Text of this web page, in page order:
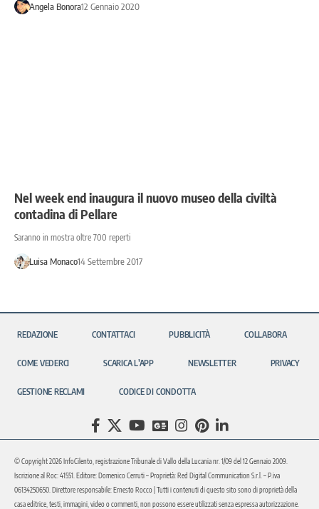
Angela Bonora12 Gennaio 2020
Nel week end inaugura il nuovo museo della civiltà
contadina di Pellare
Saranno in mostra oltre 700 reperti
Luisa Monaco14 Settembre 2017
REDAZIONE CONTATTACI PUBBLICITÀ COLLABORA
COME VEDERCI SCARICA L’APP NEWSLETTER PRIVACY
GESTIONE RECLAMI CODICE DI CONDOTTA
© Copyright 2026 InfoCilento, registrazione Tribunale di Vallo della Lucania nr. 1/09 del 12 Gennaio 2009.
Iscrizione al Roc: 41551. Editore: Domenico Cerruti – Proprietà: Red Digital Communication S.r.l. – P.iva
06134250650. Direttore responsabile: Ernesto Rocco | Tutti i contenuti di questo sito sono di proprietà della
casa editrice, testi, immagini, video o commenti, non possono essere utilizzati senza espressa autorizzazione.